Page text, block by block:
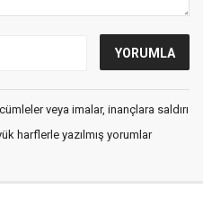
veya imalar, inançlara saldırı
harflerle yazılmış yorumlar